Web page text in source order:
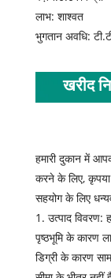
लाभ: शाश्वत
भुगतान अवधि:
खरीद
हमारी दुकान में
करने के लिए,
सहयोग के लिए
1. उत्पाद विवरण:
पृष्ठभूमि के कारण
डिग्री के कारण